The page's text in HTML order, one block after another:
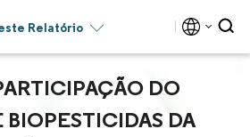
Relatório
DO
DA